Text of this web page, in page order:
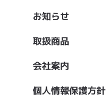
お知らせ
取扱商品
会社案内
個人情報保護方針